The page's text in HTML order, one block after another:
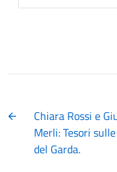
Chiara Rossi e
Merli: Tesori
del Garda.